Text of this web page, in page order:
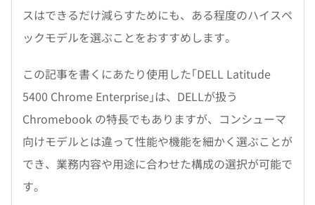
スはできるだけ減らすためにも、ある程度のハイスペ
ックモデルを選ぶことをおすすめします。
この記事を書くにあたり使用した｢DELL Latitude
5400 Chrome Enterprise｣は、DELLが扱う
Chromebook の特長でもありますが、コンシューマ
向けモデルとは違って性能や機能を細かく選ぶことが
でき、業務内容や用途に合わせた構成の選択が可能で
す。